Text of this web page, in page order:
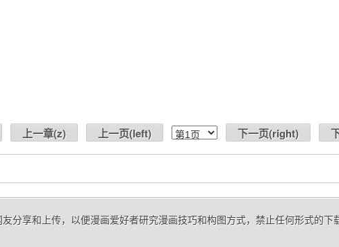
上一章(z) 上一页(left) 下一页(right)
分享和上传，以便漫画爱好者研究漫画技巧和构图方式，禁止任何形式的下